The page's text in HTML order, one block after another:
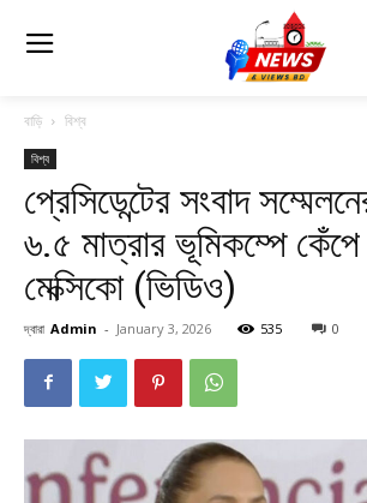
বাড়ি বিশ্ব
বিশ্ব
প্রেসিডেন্টের সংবাদ
৬.৫ মাত্রার ভূমিকম্পে
মেক্সিকো (ভিডিও)
দ্বারা Admin - January 3, 2026 535 0